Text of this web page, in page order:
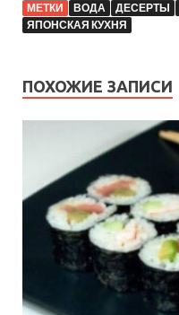
МЕТКИ ВОДА ДЕСЕРТЫ
ЯПОНСКАЯ КУХНЯ
ПОХОЖИЕ ЗАПИСИ